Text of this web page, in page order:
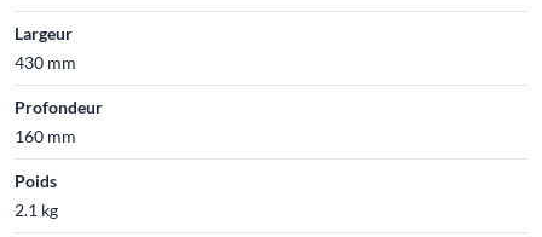
Largeur
430 mm
Profondeur
160 mm
Poids
2.1 kg